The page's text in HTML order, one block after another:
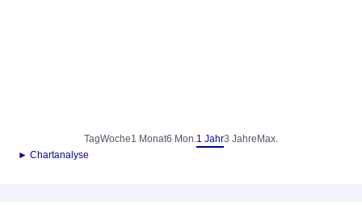
TagWoche1 Monat6 Mon.1 Jahr3 Jahre Max.
► Chartanalyse